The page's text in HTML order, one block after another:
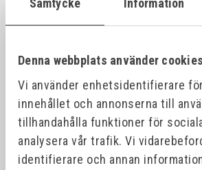
Samtycke Information
Denna webbplats använder cookies
Vi använder enhetsidentifierare
innehållet och annonserna till
tillhandahålla funktioner för
analysera vår trafik. Vi
identifierare och annan
Produktinformation
Specifikationer